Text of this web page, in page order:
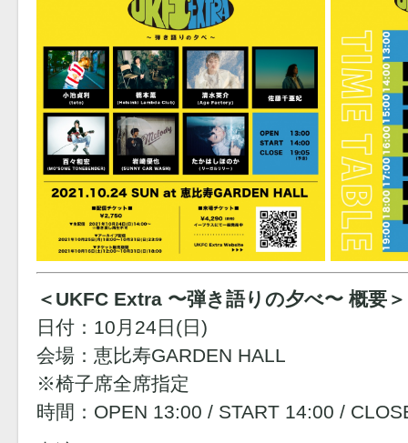
＜UKFC Extra 〜弾き語りの夕べ〜 概要＞
日付：10月24日(日)
会場：恵比寿GARDEN HALL
※椅子席全席指定
時間：OPEN 13:00 / START 14:00 /